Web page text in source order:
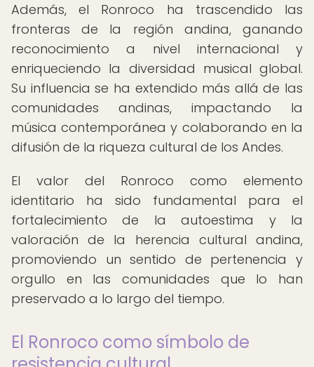
Además, el Ronroco ha trascendido las
fronteras de la región andina, ganando
reconocimiento a nivel internacional y
enriqueciendo la diversidad musical global.
Su influencia se ha extendido más allá de las
comunidades andinas, impactando la
música contemporánea y colaborando en la
difusión de la riqueza cultural de los Andes.
El valor del Ronroco como elemento
identitario ha sido fundamental para el
fortalecimiento de la autoestima y la
valoración de la herencia cultural andina,
promoviendo un sentido de pertenencia y
orgullo en las comunidades que lo han
preservado a lo largo del tiempo.
El Ronroco como símbolo de